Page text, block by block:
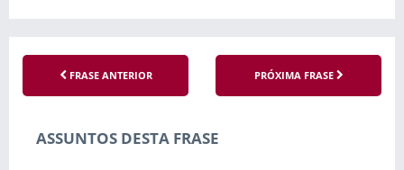
FRASE ANTERIOR PRÓXIMA FRASE
ASSUNTOS DESTA FRASE